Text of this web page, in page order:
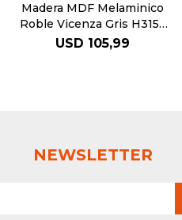
Madera MDF Melaminico
Roble Vicenza Gris H3158
EGGER 18mm
USD 105,99
NEWSLETTER